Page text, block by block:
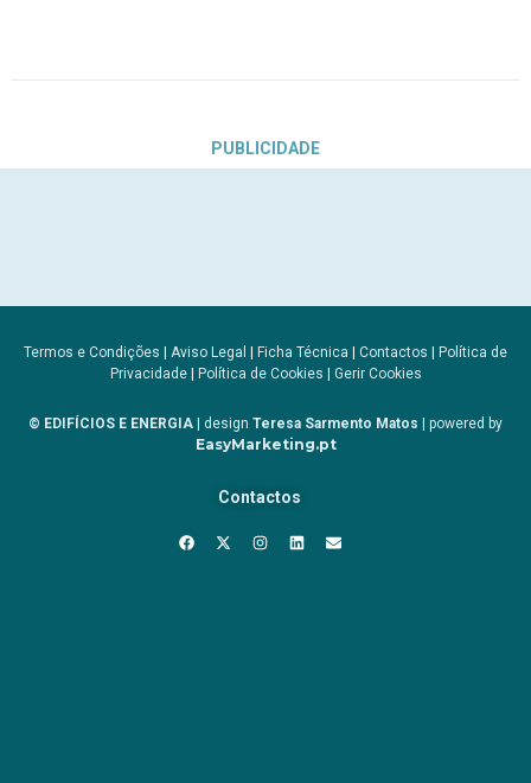
PUBLICIDADE
Termos e Condições | Aviso Legal | Ficha Técnica | Contactos | Política de
Privacidade| Política de Cookies | Gerir Cookies
© EDIFÍCIOS E ENERGIA | design Teresa Sarmento Matos | powered by
EasyMarketing.pt
Contactos